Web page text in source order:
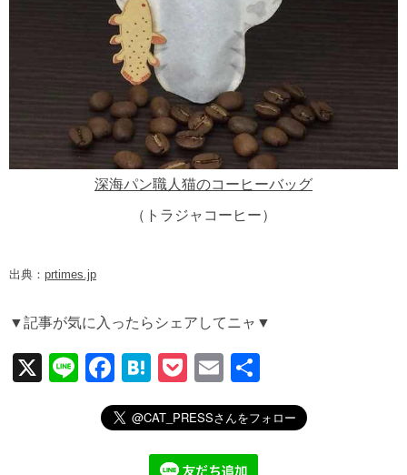
深海パン職人猫のコーヒーバッグ
（トラジャコーヒー）
出典： prtimes.jp
▼記事が気に入ったらシェアしてニャ▼
X
Li
F
a
c
H
at
e
n
P
o
ck
et
E
m
ail
有